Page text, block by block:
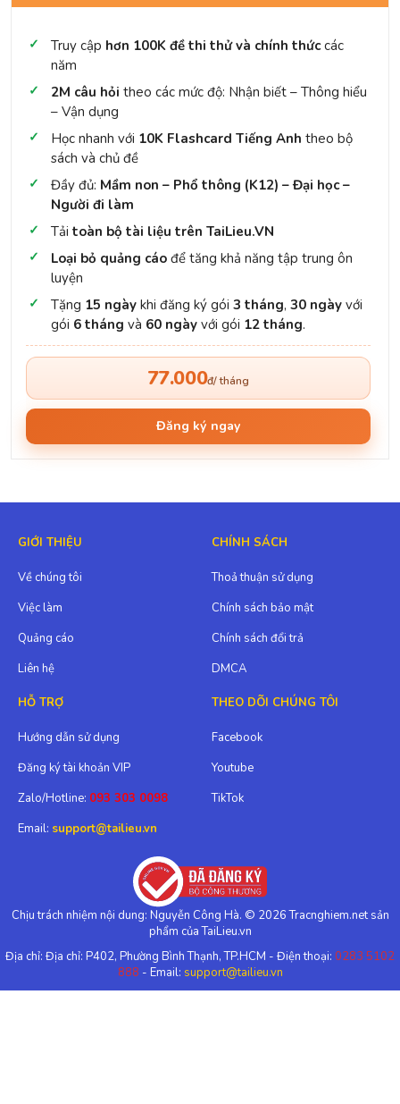
Truy cập hơn 100K đề thi thử và chính thứccác
năm
2M câu hỏi theo các mức độ: Nhận biết – Thông hiểu
– Vận dụng
Học nhanh với 10K Flashcard Tiếng Anh theo bộ
sách và chủ đề
Đầy đủ: Mầm non – Phổ thông (K12) – Đại học –
Người đi làm
Tải toàn bộ tài liệu trên TaiLieu.VN
Loại bỏ quảng cáo để tăng khả năng tập trung ôn
luyện
Tặng 15 ngày khi đăng ký gói 3 tháng, 30 ngày với
gói 6 tháng và 60 ngày với gói 12 tháng.
77.000đ/ tháng
Đăng ký ngay
GIỚI THIỆU
Về chúng tôi
Việc làm
Quảng cáo
Liên hệ
CHÍNH SÁCH
Thoả thuận sử dụng
Chính sách bảo mật
Chính sách đổi trả
DMCA
HỖ TRỢ
Hướng dẫn sử dụng
Đăng ký tài khoản VIP
Zalo/Hotline: 093 303 0098
Email: support@tailieu.vn
THEO DÕI CHÚNG TÔI
Facebook
Youtube
TikTok
Chịu trách nhiệm nội dung: Nguyễn Công Hà. © 2026 Tracnghiem.net sản
phẩm của TaiLieu.vn
Địa chỉ: Địa chỉ: P402, Phường Bình Thạnh, TP.HCM - Điện thoại: 0283 5102
888 - Email: support@tailieu.vn